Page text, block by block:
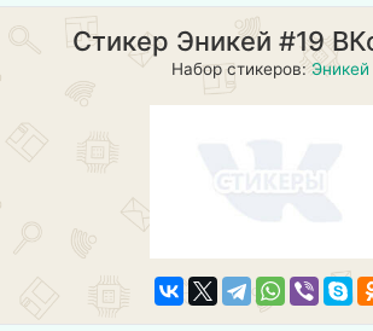
Стикер Эникей #19
Набор стикеров:Эникей